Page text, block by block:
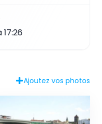
Ajoutez vos photos